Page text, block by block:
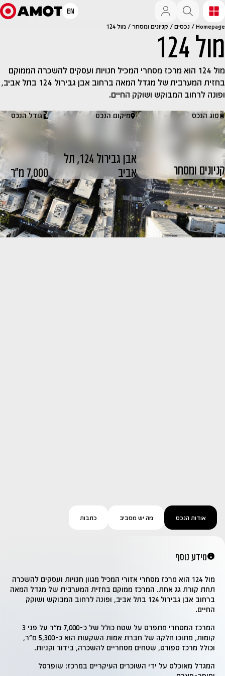
EN
Homepage
/ נכסים / קניונים ומסחר / מול 124
מול 124
מול 124 הוא מרכז מסחרי המכיל חנויות ועסקים להשכרה הממוקם
בחזית המערבית של מגדל המאה ברחוב אבן גבירול 124 בתל אביב,
ופונה לרחוב המבוקש ושוקק החיים.
סוג הנכס
קניונים ומסחר
מיקום הנכס
אבן גבירול 124, תל
אביב
גודל הנכס
7,000 מ״ר
אודות הנכס מה יש מסביב כתבות
מידע נוסף
מול 124 הוא מרכז מסחרי אזורי המכיל מגוון חנויות ועסקים להשכרה
תחת קורת גג אחת. המרכז ממוקם בחזית המערבית של מגדל המאה
ברחוב אבן גבירול 124 בתל אביב, ופונה לרחוב המבוקש ושוקק
החיים.
המרכז המסחרי מתפרס על שטח כולל של כ-7,000 מ"ר על פני 3
קומות, מתוכו חלקה של חברת אמות השקעות הוא כ-5,300 מ"ר,
וכולל מרכז ספורט, שטחים מסחריים להשכרה, בידור וקניות.
המגדל מאוכלס על ידי השוכרים העיקריים במרכז: שופרסל